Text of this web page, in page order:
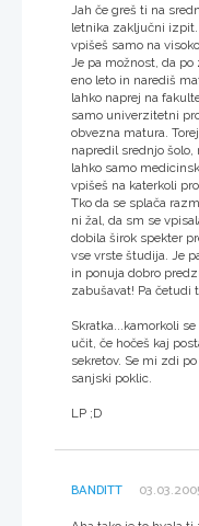
Jah če greš ti na
letnika zaključni izpit.
vpišeš samo na
Je pa možnost, da
eno leto in narediš
lahko naprej na
samo univerzitetni
obvezna matura.
napredil srednjo
lahko samo
vpišeš na katerkoli
Tko da se splača
ni žal, da sm se
dobila širok spekter
vse vrste študija. Je
in ponuja dobro
zabušavat! Pa četudi
Skratka...kamorkoli
učit, če hočeš kaj
sekretov. Se mi zdi
sanjski poklic.
LP ;D
BANDITT